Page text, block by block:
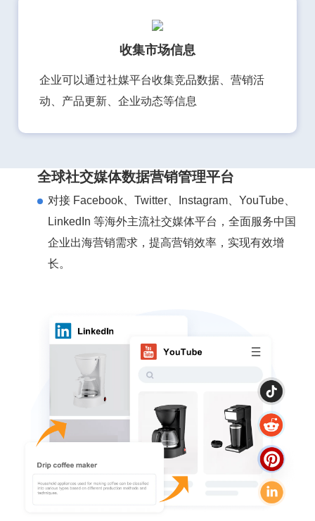
收集市场信息
企业可以通过社媒平台收集竞品数据、营销活
动、产品更新、企业动态等信息
全球社交媒体数据营销管理平台
对接 Facebook、Twitter、Instagram、YouTube、
LinkedIn 等海外主流社交媒体平台，全面服务中国
企业出海营销需求，提高营销效率，实现有效增
长。